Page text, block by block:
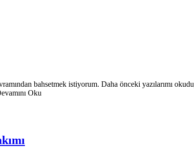
bahsetmek istiyorum. Daha önceki yazılarımı
Oku